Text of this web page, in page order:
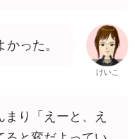
った。
けいこ
り「えーと、え